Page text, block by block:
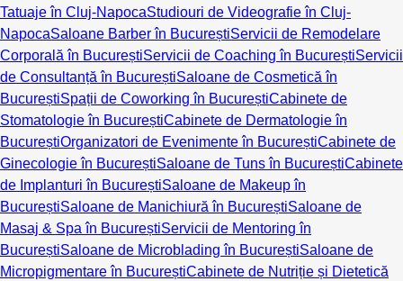
Tatuaje în Cluj-NapocaStudiouri de Videografie în Cluj-
NapocaSaloane Barber în BucureștiServicii de Remodelare
Corporală în BucureștiServicii de Coaching în BucureștiServicii
de Consultanță în BucureștiSaloane de Cosmetică în
BucureștiSpații de Coworking în BucureștiCabinete de
Stomatologie în BucureștiCabinete de Dermatologie în
BucureștiOrganizatori de Evenimente în BucureștiCabinete de
Ginecologie în BucureștiSaloane de Tuns în BucureștiCabinete
de Implanturi în BucureștiSaloane de Makeup în
BucureștiSaloane de Manichiură în BucureștiSaloane de
Masaj & Spa în BucureștiServicii de Mentoring în
BucureștiSaloane de Microblading în BucureștiSaloane de
Micropigmentare în BucureștiCabinete de Nutriție și Dietetică